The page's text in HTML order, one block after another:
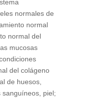
normales de
normal
normal del
mucosas
del colágeno
de huesos,
piel;